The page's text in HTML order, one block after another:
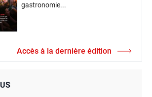
gastronomie...
Accès à la dernière édition